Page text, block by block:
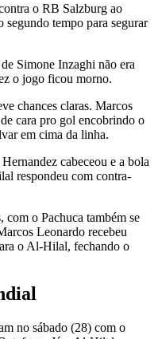
o RB Salzburg ao
tempo para segurar
Simone Inzaghi não era
o jogo ficou morno.
chances claras. Marcos
cara pro gol encobrindo o
em cima da linha.
cabeceou e a bola
respondeu com contra-
o Pachuca também se
Leonardo recebeu
o Al-Hilal, fechando o
no sábado (28) com o